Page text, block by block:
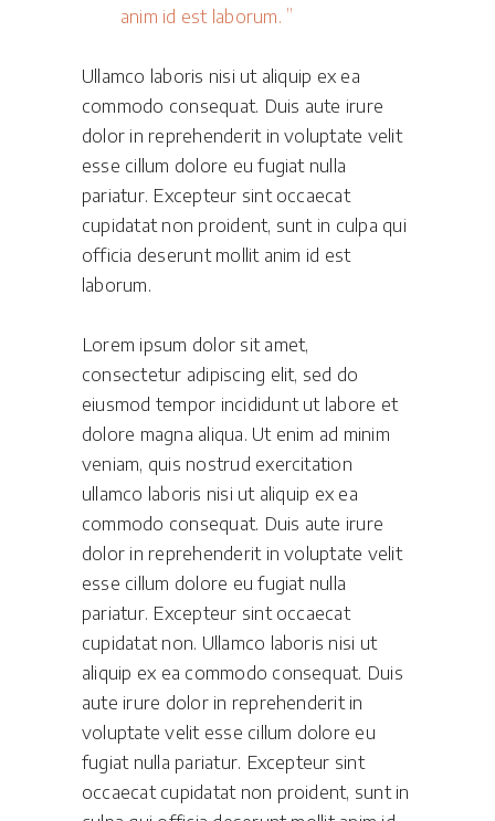
anim id est laborum.
Ullamco laboris nisi ut aliquip ex ea
commodo consequat. Duis aute irure
dolor in reprehenderit in voluptate velit
esse cillum dolore eu fugiat nulla
pariatur. Excepteur sint occaecat
cupidatat non proident, sunt in culpa qui
officia deserunt mollit anim id est
laborum.
Lorem ipsum dolor sit amet,
consectetur adipiscing elit, sed do
eiusmod tempor incididunt ut labore et
dolore magna aliqua. Ut enim ad minim
veniam, quis nostrud exercitation
ullamco laboris nisi ut aliquip ex ea
commodo consequat. Duis aute irure
dolor in reprehenderit in voluptate velit
esse cillum dolore eu fugiat nulla
pariatur. Excepteur sint occaecat
cupidatat non. Ullamco laboris nisi ut
aliquip ex ea commodo consequat. Duis
aute irure dolor in reprehenderit in
voluptate velit esse cillum dolore eu
fugiat nulla pariatur. Excepteur sint
occaecat cupidatat non proident, sunt in